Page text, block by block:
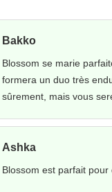
Bakko
Blossom se marie
formera un duo très
sûrement, mais vous
Ashka
Blossom est parfait